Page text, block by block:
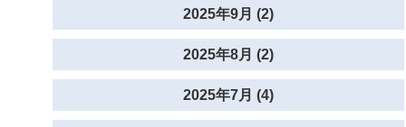
2025年9月 (2)
2025年8月 (2)
2025年7月 (4)